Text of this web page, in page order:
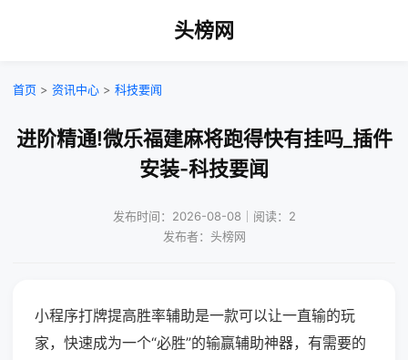
头榜网
首页 > 资讯中心 > 科技要闻
进阶精通!微乐福建麻将跑得快有挂吗_插件
安装-科技要闻
发布时间：2026-08-08｜阅读：2
发布者：头榜网
小程序打牌提高胜率辅助是一款可以让一直输的玩
家，快速成为一个“必胜”的输赢辅助神器，有需要的